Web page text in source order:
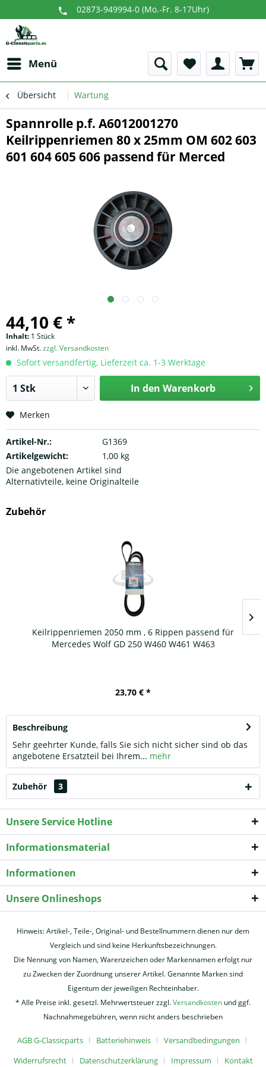
02873-949994-0 (Mo.-Fr. 8-17Uhr)
Menü
Übersicht Wartung
Spannrolle p.f. A6012001270
Keilrippenriemen 80 x 25mm OM 602 603
601 604 605 606 passend für Merced
44,10 € *
Inhalt: 1 Stück
inkl. MwSt.zzgl. Versandkosten
Sofort versandfertig, Lieferzeit ca. 1-3 Werktage
In den Warenkorb
Merken
Artikel-Nr.:
G1369
Artikelgewicht:
1,00 kg
Die angebotenen Artikel sind
Alternativteile, keine Originalteile
Zubehör
Keilrippenriemen 2050 mm , 6 Rippen passend für
Mercedes Wolf GD 250 W460 W461 W463
23,70 € *
Beschreibung
Sehr geehrter Kunde, falls Sie sich nicht sicher sind ob das
angebotene Ersatzteil bei Ihrem... mehr
Zubehör 3
Unsere Service Hotline
Informationsmaterial
Informationen
Unsere Onlineshops
Hinweis: Artikel-, Teile-, Original- und Bestellnummern dienen nur dem
Vergleich und sind keine Herkunftsbezeichnungen.
Die Nennung von Namen, Warenzeichen oder Markennamen erfolgt nur
zu Zwecken der Zuordnung unserer Artikel. Genannte Marken sind
Eigentum der jeweiligen Rechteinhaber.
* Alle Preise inkl. gesetzl. Mehrwertsteuer zzgl.Versandkosten und ggf.
Nachnahmegebühren, wenn nicht anders beschrieben
AGB G-Classicparts Batteriehinweis
Versandbedingungen
Widerrufsrecht
Datenschutzerklärung Impressum Kontakt